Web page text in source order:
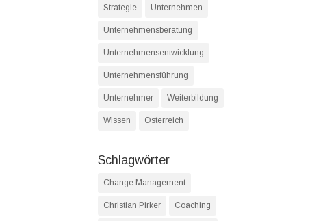
Strategie Unternehmen
Unternehmensberatung
Unternehmensentwicklung
Unternehmensführung
Unternehmer Weiterbildung
Wissen Österreich
Schlagwörter
Change Management
Christian Pirker Coaching